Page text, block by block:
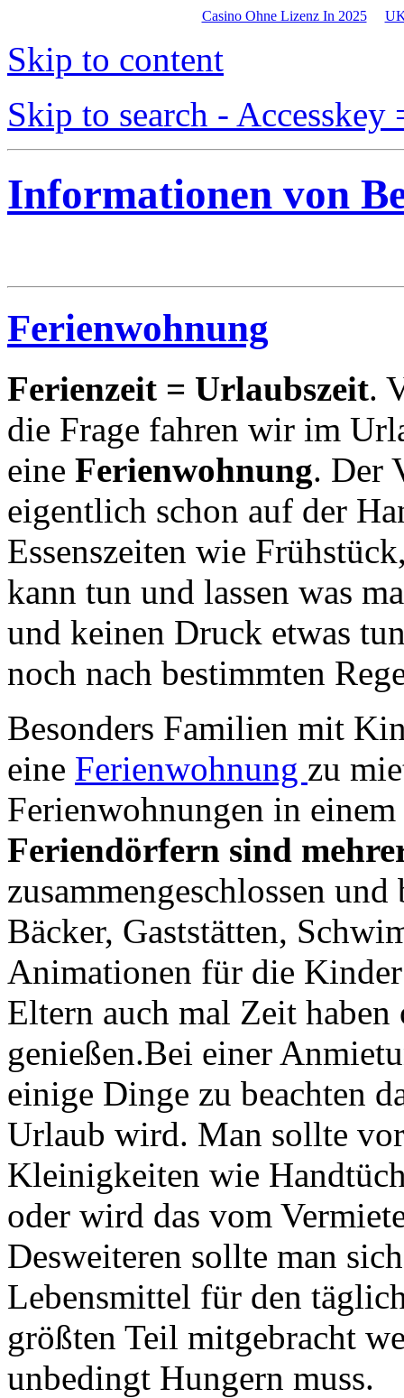
Casino Ohne Lizenz In 2025
Skip to content
Skip to search - Accesskey
Informationen von
Ferienwohnung
Ferienzeit = Urlaubszeit.
die Frage fahren wir im
eine Ferienwohnung. Der
eigentlich schon auf der
Essenszeiten wie
kann tun und lassen was
und keinen Druck etwas
noch nach bestimmten
Besonders Familien mit
eine Ferienwohnung zu
Ferienwohnungen in
Feriendörfern sind
zusammengeschlossen
Bäcker, Gaststätten,
Animationen für die Kinder
Eltern auch mal Zeit
genießen.Bei einer
einige Dinge zu beachten
Urlaub wird. Man sollte
Kleinigkeiten wie
oder wird das vom
Desweiteren sollte man
Lebensmittel für den
größten Teil mitgebracht
unbedingt Hungern muss.